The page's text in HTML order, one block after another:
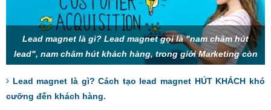
Lead magnet là gì? Lead magnet gọi là "nam châm hút
lead", nam châm hút khách hàng, trong giới Marketing còn
Lead magnet là gì? Cách tạo lead magnet HÚT KHÁCH khó
cưỡng đến khách hàng.